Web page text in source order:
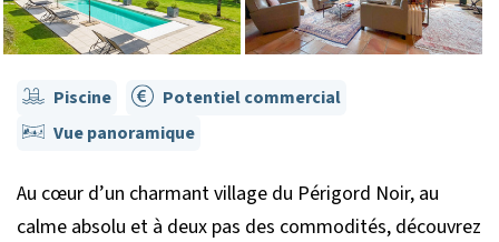
Piscine
Potentiel commercial
Vue panoramique
Au cœur d’un charmant village du Périgord Noir, au
calme absolu et à deux pas des commodités, découvrez